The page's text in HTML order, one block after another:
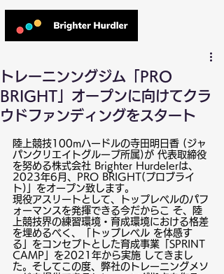
トレーニンングジム「PRO
BRIGHT」オープンに向けてクラ
ウドファンディングをスタート
陸上競技100mハードルの寺田明日香 (ジャ
パンクリエイトグループ所属)が 代表取締役
を努める株式会社 Brighter Hurdelerは、
2023年6月、PRO BRIGHT(プロブライ
ト)」をオープン致します。
現役アスリートとして、トップレベルのパフ
ォーマンスを発揮できる今だからこ そ、陸
上競技界の練習環境・育成環境における格差
を埋めるべく、「トップレベル を体感す
る」をコンセプトとした育成事業「SPRINT
CAMP」を2021年から実施 してきまし
た。そしてこの度、弊社のトレーニングメソ